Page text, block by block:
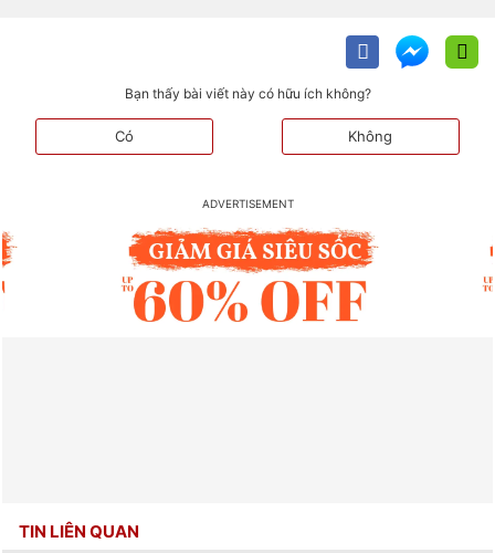
Bạn thấy bài viết này có hữu ích không?
Có Không
TIN LIÊN QUAN